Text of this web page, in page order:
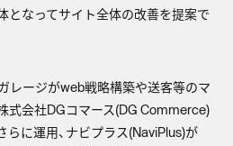
となってサイト全体の改善を提案で
レージがweb戦略構築や送客等のマ
式会社DGコマース(DG Commerce)
らに運用、ナビプラス(NaviPlus)が